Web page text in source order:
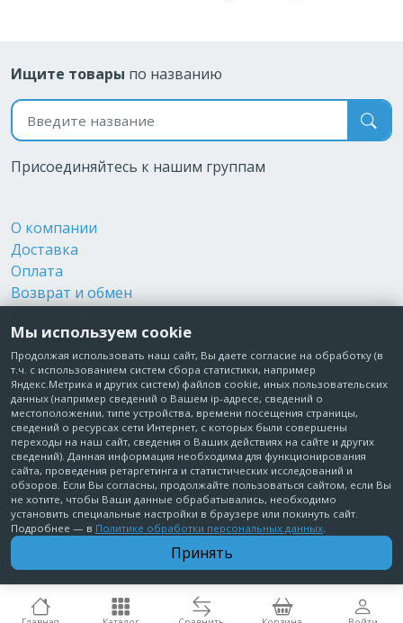
Ищите товары по названию
Поиск по названию
Присоединяйтесь к нашим группам
О компании
Доставка
Оплата
Возврат и обмен
Реквизиты
Публичная оферта
Пользовательское соглашение
Политика обработки персональных данных
Согласие на обработку персональных данных
Согласие на рекламные рассылки
+7 495 210-10-57
© Забота о Вас.ру
Москва, Электродный проезд, д. 14 стр.1 офис 18
ИП Максимова Татьяна Александровна · ИНН 772006379720
Мы используем cookie
Продолжая использовать наш сайт, Вы даете согласие на обработку (в
т.ч. с использованием систем сбора статистики, например
Яндекс.Метрика и других систем) файлов cookie, иных пользовательских
данных (например сведений о Вашем ip-адресе, сведений о
местоположении, типе устройства, времени посещения страницы,
сведений о ресурсах сети Интернет, с которых были совершены
переходы на наш сайт, сведения о Ваших действиях на сайте и других
сведений). Данная информация необходима для функционирования
сайта, проведения ретаргетинга и статистических исследований и
обзоров. Если Вы согласны, продолжайте пользоваться сайтом, если Вы
не хотите, чтобы Ваши данные обрабатывались, необходимо
установить специальные настройки в браузере или покинуть сайт.
Подробнее — в Политике обработки персональных данных.
Принять